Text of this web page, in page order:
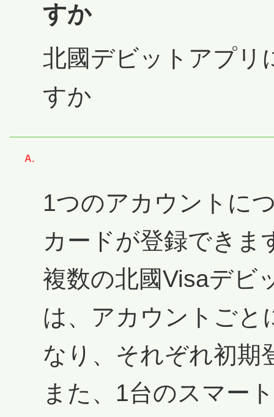
すか
北國デビットアプリ
すか
1つのアカウントに
カードが登録できま
複数の北國Visaデビ
は、アカウントごと
なり、それぞれ初期
また、1台のスマー